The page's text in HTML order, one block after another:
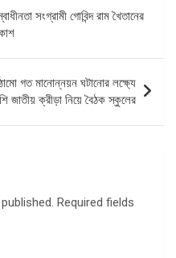
সংগ্রামী গোবিন্দ রাম খৈতানের
গত মানোন্নয়ন ঘটানোর লক্ষ্যে
জাতীয় ক্রীড়া নিয়ে বৈঠক স্কুলের
Required fields